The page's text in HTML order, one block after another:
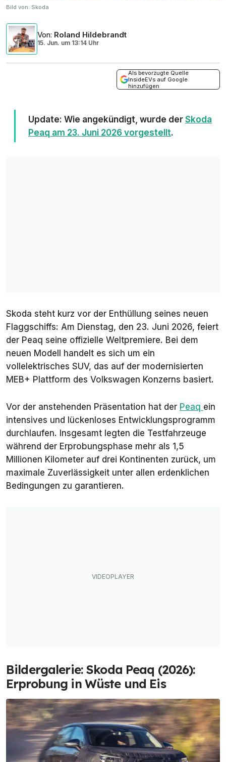
Bild von: Skoda
Von: Roland Hildebrandt
15. Jun. um 13:14 Uhr
Als bevorzugte Quelle
InsideEVs auf Google
hinzufügen
Update: Wie angekündigt, wurde der Skoda
Peaq am 23. Juni 2026 vorgestellt.
Skoda steht kurz vor der Enthüllung seines neuen
Flaggschiffs: Am Dienstag, den 23. Juni 2026, feiert
der Peaq seine offizielle Weltpremiere. Bei dem
neuen Modell handelt es sich um ein
vollelektrisches SUV, das auf der modernisierten
MEB+ Plattform des Volkswagen Konzerns basiert.
Vor der anstehenden Präsentation hat der Peaq ein
intensives und lückenloses Entwicklungsprogramm
durchlaufen. Insgesamt legten die Testfahrzeuge
während der Erprobungsphase mehr als 1,5
Millionen Kilometer auf drei Kontinenten zurück, um
maximale Zuverlässigkeit unter allen erdenklichen
Bedingungen zu garantieren.
Bildergalerie: Skoda Peaq (2026):
Erprobung in Wüste und Eis